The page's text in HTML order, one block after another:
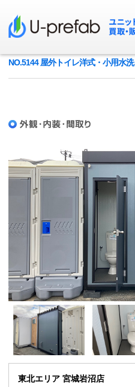
NO.5144 屋外トイレ洋式・小用水洗
東北エリア 宮城岩沼店